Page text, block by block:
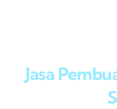
Jasa